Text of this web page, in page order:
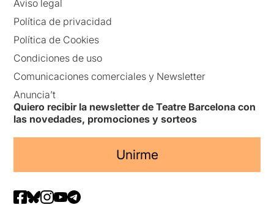
Aviso legal
Política de privacidad
Política de Cookies
Condiciones de uso
Comunicaciones comerciales y Newsletter
Anuncia’t
Quiero recibir la newsletter de Teatre Barcelona con
las novedades, promociones y sorteos
Unirme